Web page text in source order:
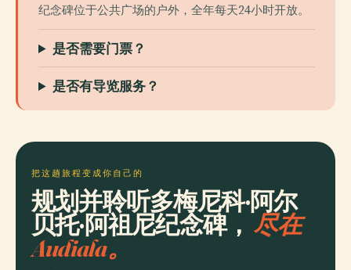
纪念碑位于公共广场的户外，全年每天24小时开放。
是否需要门票？
是否有导览服务？
把这趟旅程变成你自己的
规划并聆听多梅尼科·阿尔
贝托·阿祖尼纪念碑，尽在
Audiala。